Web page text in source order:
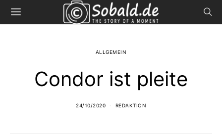
ALLGEMEIN
Condor ist pleite
24/10/2020 REDAKTION